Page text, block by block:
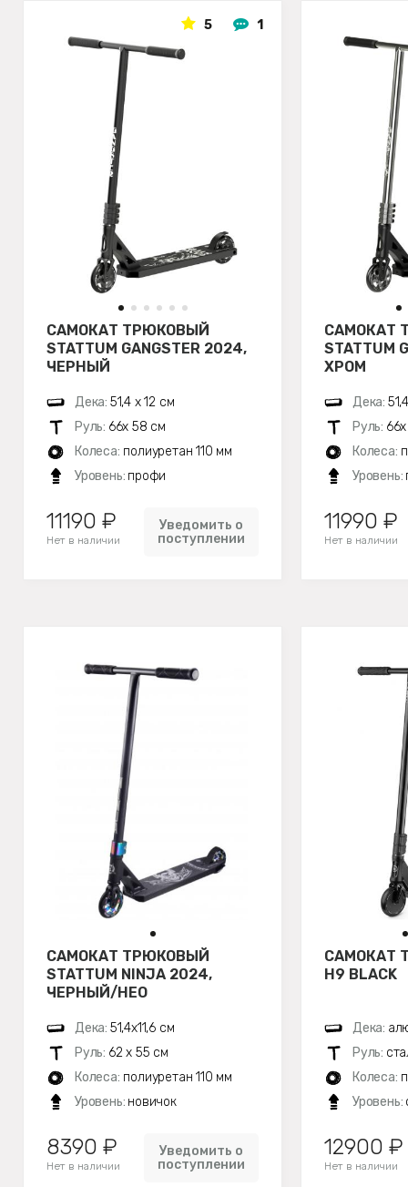
5 1
САМОКАТ ТРЮКОВЫЙ
STATTUM GANGSTER 2024,
ЧЕРНЫЙ
Дека: 51,4 х 12 см
Руль: 66х 58 см
Колеса: полиуретан 110 мм
Уровень: профи
11190 ₽
Нет в наличии
Уведомить о
поступлении
САМОКАТ
STATTUM
ХРОМ
Дека:
Руль:
Колеса:
Уровень:
11990 ₽
Нет в наличии
САМОКАТ ТРЮКОВЫЙ
STATTUM NINJA 2024,
ЧЕРНЫЙ/НЕО
Дека: 51,4х11,6 см
Руль: 62 х 55 см
Колеса: полиуретан 110 мм
Уровень: новичок
8390 ₽
Нет в наличии
Уведомить о
поступлении
САМОКАТ
H9 BLACK
Дека:
Руль:
Колеса:
Уровень:
12900 ₽
Нет в наличии